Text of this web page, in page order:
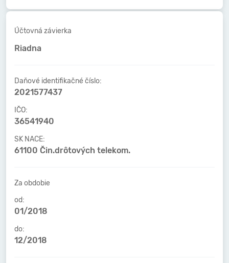
Účtovná závierka
Riadna
Daňové identifikačné číslo:
2021577437
IČO:
36541940
SK NACE:
61100 Čin.drôtových telekom.
Za obdobie
od:
01/2018
do:
12/2018